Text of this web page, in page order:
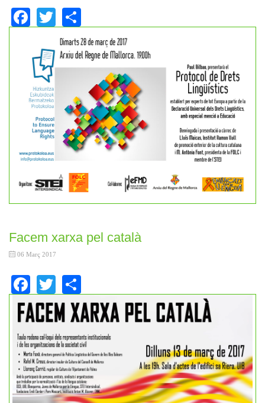
Facebook
Twitter
Facem xarxa pel català
06 Març 2017
Facebook
Twitter